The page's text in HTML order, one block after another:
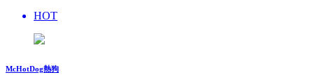
HOT
McHotDog熱狗